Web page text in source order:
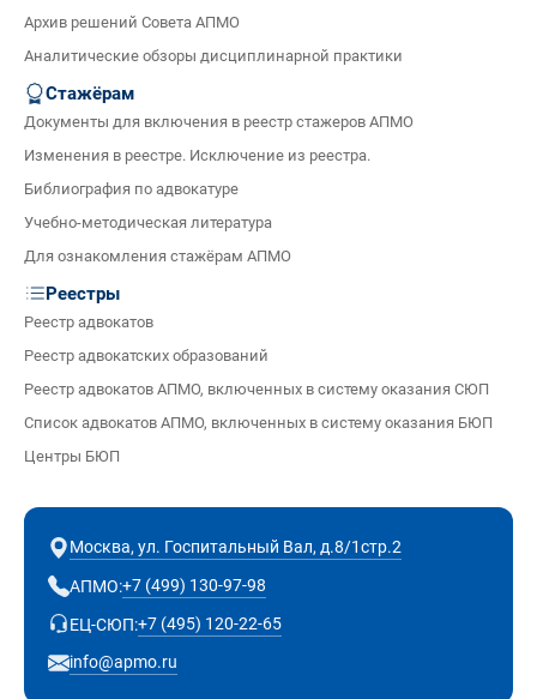
Архив решений Совета АПМО
Аналитические обзоры дисциплинарной практики
Стажёрам
Документы для включения в реестр стажеров АПМО
Изменения в реестре. Исключение из реестра.
Библиография по адвокатуре
Учебно-методическая литература
Для ознакомления стажёрам АПМО
Реестры
Реестр адвокатов
Реестр адвокатских образований
Реестр адвокатов АПМО, включенных в систему оказания СЮП
Список адвокатов АПМО, включенных в систему оказания БЮП
Центры БЮП
Москва, ул. Госпитальный Вал, д.8/1стр.2
АПМО:+7 (499) 130-97-98
ЕЦ-СЮП:+7 (495) 120-22-65
info@apmo.ru